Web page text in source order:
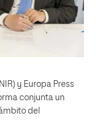
y Europa Press
conjunta un
del